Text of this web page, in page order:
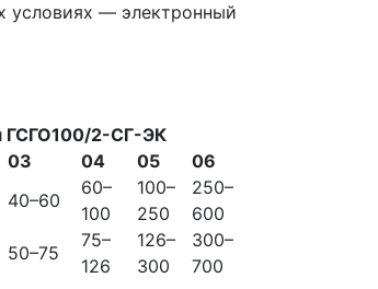
условиях — электронный
ГСГО100/2-СГ-ЭК
03 04 05
06
40–60
60–
100
100–
250
250–
600
50–75
75–
126
126–
300
300–
700